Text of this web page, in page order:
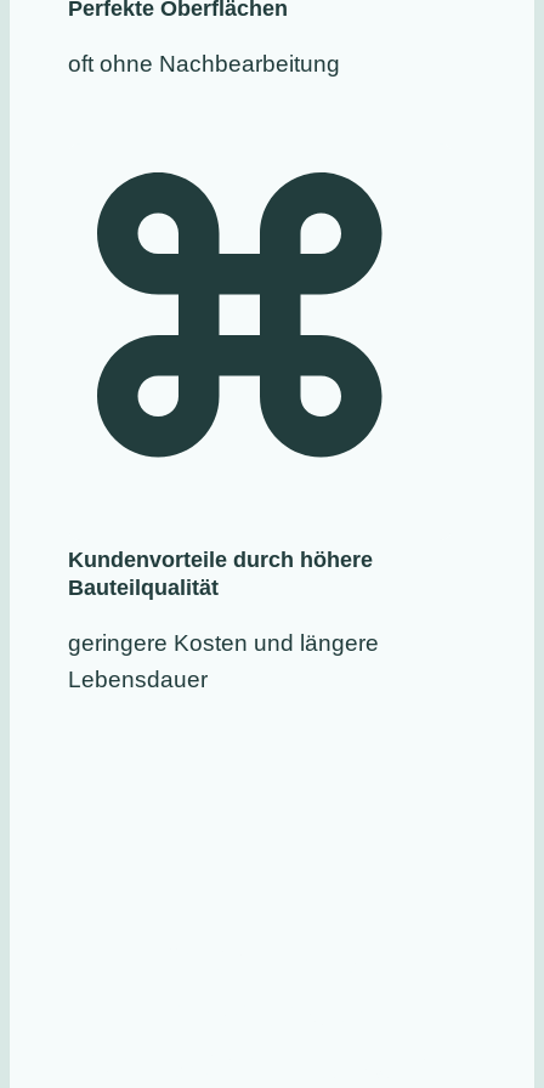
Perfekte Oberflächen
oft ohne Nachbearbeitung
Kundenvorteile durch höhere
Bauteilqualität
geringere Kosten und längere
Lebensdauer